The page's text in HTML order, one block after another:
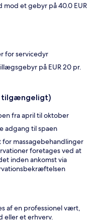
mod et gebyr på 40.0 EUR
for servicedyr
på EUR 20 pr.
tilgængeligt)
fra april til oktober
adgang til spaen
massagebehandlinger
foretages ved at
inden ankomst via
af en professionel vært,
eller et erhverv.